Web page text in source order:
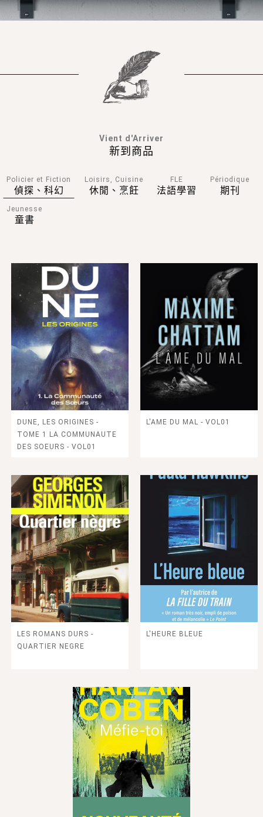
新到商品
Vient d'Arriver
Policier et Fiction
偵探、科幻
Loisirs, Cuisine
休閒、烹飪
FLE
法語學習
Périodique
期刊
Jeunesse
童書
DUNE, LES ORIGINES -
TOME 1 LA COMMUNAUTE
DES SOEURS - VOL01
L'AME DU MAL - VOL01
LES ROMANS DURS -
QUARTIER NEGRE
L'HEURE BLEUE